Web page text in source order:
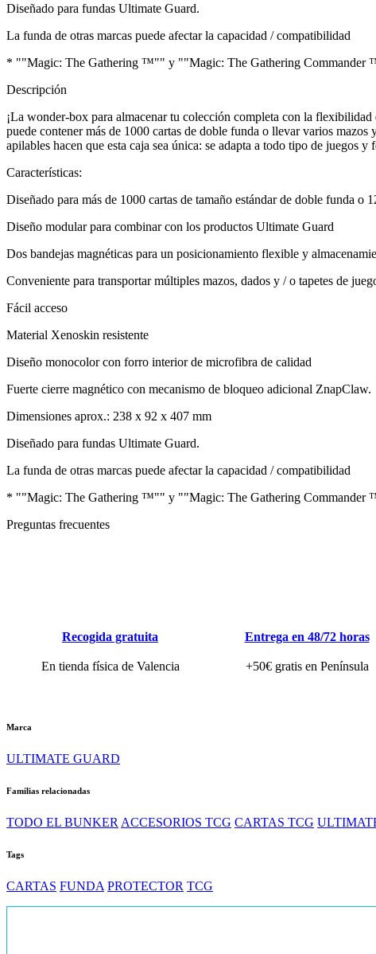
Diseñado para fundas Ultimate Guard.
La funda de otras marcas puede afectar la capacidad / compatibilidad
* ""Magic: The Gathering ™"" y ""Magic: The Gathering Commander
Descripción
¡La wonder-box para almacenar tu colección completa con la
puede contener más de 1000 cartas de doble funda o llevar varios
apilables hacen que esta caja sea única: se adapta a todo tipo de juegos
Características:
Diseñado para más de 1000 cartas de tamaño estándar de doble funda o
Diseño modular para combinar con los productos Ultimate Guard
Dos bandejas magnéticas para un posicionamiento flexible y
Conveniente para transportar múltiples mazos, dados y / o tapetes de
Fácil acceso
Material Xenoskin resistente
Diseño monocolor con forro interior de microfibra de calidad
Fuerte cierre magnético con mecanismo de bloqueo adicional ZnapClaw.
Dimensiones aprox.: 238 x 92 x 407 mm
Diseñado para fundas Ultimate Guard.
La funda de otras marcas puede afectar la capacidad / compatibilidad
* ""Magic: The Gathering ™"" y ""Magic: The Gathering Commander
Preguntas frecuentes
Recogida gratuita Entrega en 48/72 horas
En tienda física de Valencia +50€ gratis en Península
Marca
ULTIMATE GUARD
Familias relacionadas
TODO EL BUNKER ACCESORIOS TCG CARTAS TCG
Tags
CARTAS FUNDA PROTECTOR TCG